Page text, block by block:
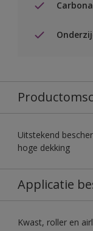
Uitstekend
hoge dekking
Applicatie
Kwast, roller en